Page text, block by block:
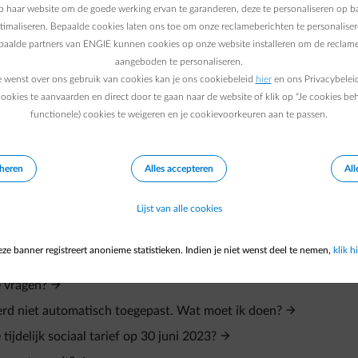
hangt af van hoeveel je verbruikt. We hebben verschillende
verbruik onder controle te houden en je betalingen te
naar een nieuw contract kan je via onzeEnergy Monitorje
verbruik met je nieuw contract kan afstemmen.
op het tijdelijke sociaal tarief?
niet automatisch toegepast. Wat moet ik doen?
sociaal tarief op 30 juni 2023?
haar website om de goede werking ervan te garanderen, deze te personaliseren op
Bepaalde cookies laten ons toe om onze reclameberichten te
partners van ENGIE kunnen cookies op onze website installeren om de
aangeboden te personaliseren.
over ons gebruik van cookies kan je ons cookiebeleid hieren ons
te aanvaarden en direct door te gaan naar de website of klik op "Je cookies
functionele) cookies te weigeren en je cookievoorkeuren aan te passen.
Alles accepteren
Lijst van alle cookies
banner registreert anonieme statistieken. Indien je niet wenst deel te nemen, klik